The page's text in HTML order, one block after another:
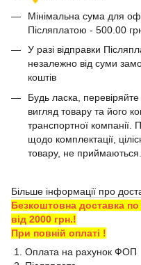
Мінімальна сума для
Післяплатою - 500.00
У разі відправки
незалежно від суми
коштів
Будь ласка, перевіряйте
вигляд товару та його
транспортної компанії.
щодо комплектації,
товару, не приймаються.
Більше інформації про
Безкоштовна доставка по
від 2000 грн.!
При повній оплаті !
1. Оплата на рахунок ФОП